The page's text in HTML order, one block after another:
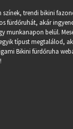
trendi bikini
fürdőruhát, akár
munkanapon belül.
típust megtalálod,
Bikini fürdőruha